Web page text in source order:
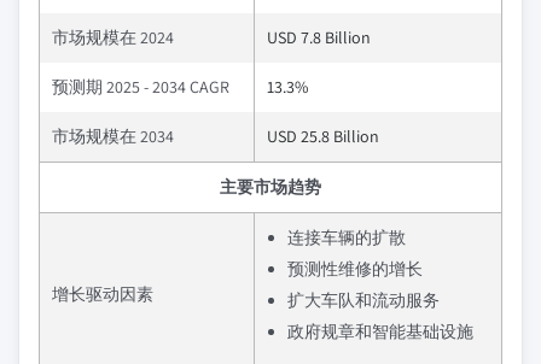
市场规模在 2024 USD 7.8 Billion
预测期 2025 - 2034 CAGR 13.3%
市场规模在 2034 USD 25.8 Billion
主要市场趋势
增长驱动因素
连接车辆的扩散
预测性维修的增长
扩大车队和流动服务
政府规章和智能基础设施